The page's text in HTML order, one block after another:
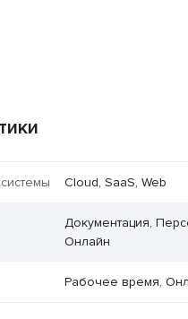
Cloud, SaaS, Web
Документация,
Онлайн
Рабочее время,